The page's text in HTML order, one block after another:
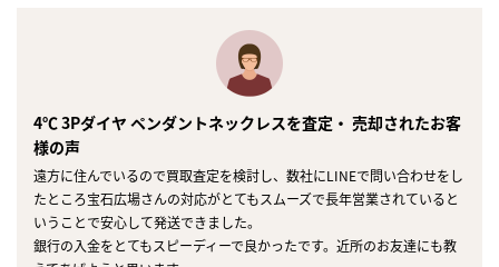
4℃ 3Pダイヤ ペンダントネックレスを査定・ 売却されたお客
様の声
遠方に住んでいるので買取査定を検討し、数社にLINEで問い合わせをし
たところ宝石広場さんの対応がとてもスムーズで長年営業されていると
いうことで安心して発送できました。
銀行の入金をとてもスピーディーで良かったです。近所のお友達にも教